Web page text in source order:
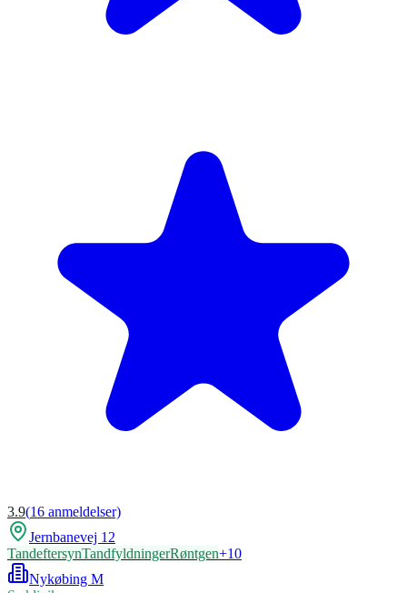
3.9(16 anmeldelser)
Jernbanevej 12
TandeftersynTandfyldningerRøntgen+10
Nykøbing M